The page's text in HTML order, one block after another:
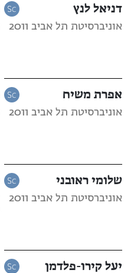
דניאל לנץ
אוניברסיטת תל אביב 2011
אפרת משיח
אוניברסיטת תל אביב 2011
שלומי ראובני
אוניברסיטת תל אביב 2011
יעל קירו-פלדמן